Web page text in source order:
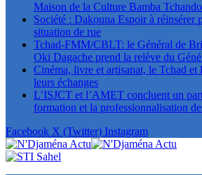
Maison de la Culture Bamba
Société : Dakouna Espoir à réinsérer
situation de rue
Tchad-FMM/CBLT: le Général de
Oki Dagache prend la relève du
Cinéma, livre et artisanat, le Tchad et
leurs échanges
L’ISJCT et l’AMET concluent un
formation et la professionnalisation
Facebook X (Twitter) Instagram